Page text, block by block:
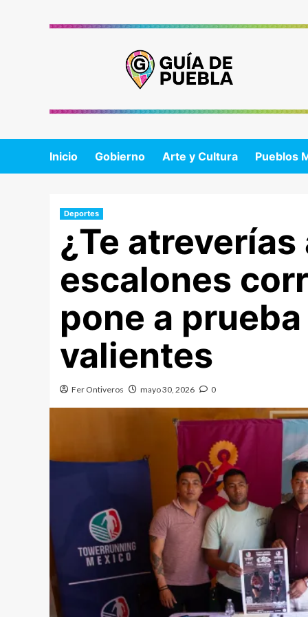
Inicio Gobierno Arte y Cultura Pueblos
Deportes
¿Te
escalones
pone a
valientes
Fer Ontiveros mayo 30, 2026 0